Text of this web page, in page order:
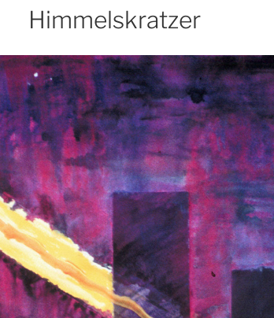
Himmelskratzer